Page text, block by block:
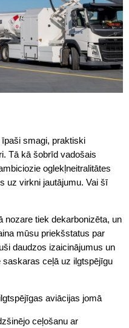
smagi, praktiski
Tā kā šobrīd vadošais
oglekļneitralitātes
uz virkni jautājumu. Vai šī
nozare tiek dekarbonizēta, un
mūsu priekšstatus par
daudzos izaicinājumus un
ceļā uz ilgtspējīgu
aviācijas jomā
ceļošanu ar